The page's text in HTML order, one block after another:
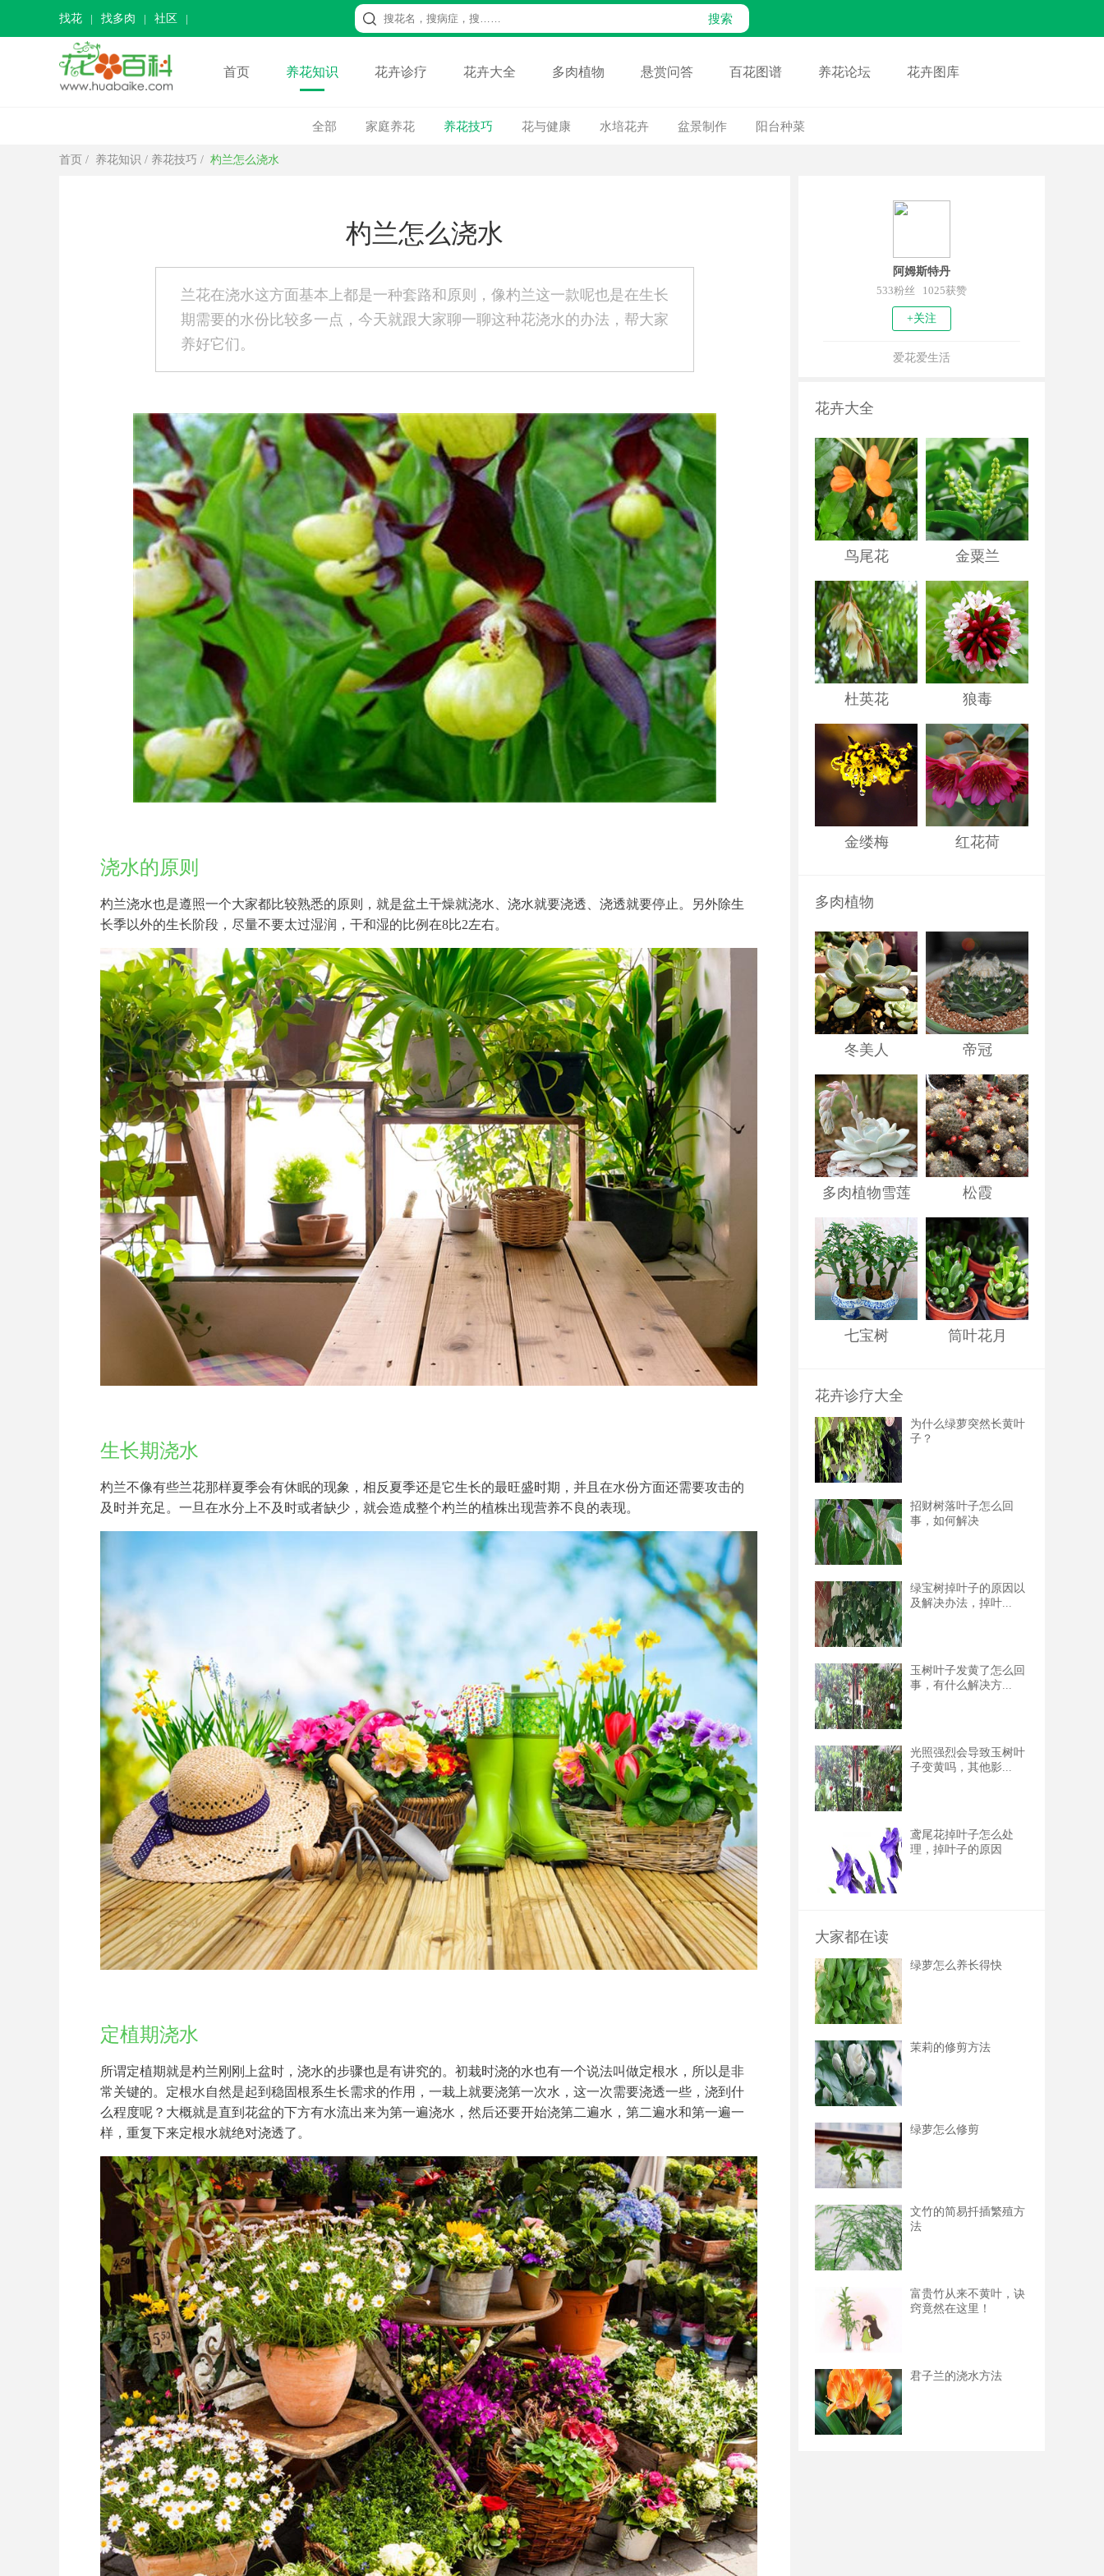
找花 找多肉 社区
首页 养花知识 花卉诊疗 花卉大全 多肉植物 悬赏问答 百花图谱 养花论坛 花卉图库
全部 家庭养花 养花技巧 花与健康 水培花卉 盆景制作 阳台种菜
首页 / 养花知识 / 养花技巧 / 杓兰怎么浇水
杓兰怎么浇水
兰花在浇水这方面基本上都是一种套路和原则，像杓兰这一款呢也是在生长
期需要的水份比较多一点，今天就跟大家聊一聊这种花浇水的办法，帮大家
养好它们。
浇水的原则
杓兰浇水也是遵照一个大家都比较熟悉的原则，就是盆土干燥就浇水、浇水就要浇透、浇透就要停止。另外除生
长季以外的生长阶段，尽量不要太过湿润，干和湿的比例在8比2左右。
生长期浇水
杓兰不像有些兰花那样夏季会有休眠的现象，相反夏季还是它生长的最旺盛时期，并且在水份方面还需要攻击的
及时并充足。一旦在水分上不及时或者缺少，就会造成整个杓兰的植株出现营养不良的表现。
定植期浇水
所谓定植期就是杓兰刚刚上盆时，浇水的步骤也是有讲究的。初栽时浇的水也有一个说法叫做定根水，所以是非
常关键的。定根水自然是起到稳固根系生长需求的作用，一栽上就要浇第一次水，这一次需要浇透一些，浇到什
么程度呢？大概就是直到花盆的下方有水流出来为第一遍浇水，然后还要开始浇第二遍水，第二遍水和第一遍一
样，重复下来定根水就绝对浇透了。
阿姆斯特丹
533粉丝 1025获赞
+关注
爱花爱生活
花卉大全
鸟尾花 金粟兰
杜英花 狼毒
金缕梅 红花荷
多肉植物
冬美人 帝冠
多肉植物雪莲 松霞
七宝树 筒叶花月
花卉诊疗大全
为什么绿萝突然长黄叶
子？
招财树落叶子怎么回
事，如何解决
绿宝树掉叶子的原因以
及解决办法，掉叶...
玉树叶子发黄了怎么回
事，有什么解决方...
光照强烈会导致玉树叶
子变黄吗，其他影...
鸢尾花掉叶子怎么处
理，掉叶子的原因
大家都在读
绿萝怎么养长得快
茉莉的修剪方法
绿萝怎么修剪
文竹的简易扦插繁殖方
法
富贵竹从来不黄叶，诀
窍竟然在这里！
君子兰的浇水方法